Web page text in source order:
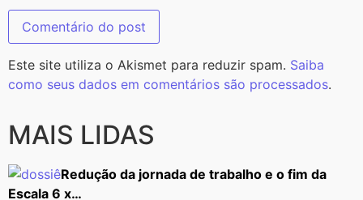
Este site utiliza o Akismet para reduzir spam. Saiba
como seus dados em comentários são processados.
MAIS LIDAS
Redução da jornada de trabalho e o fim da
Escala 6 x…